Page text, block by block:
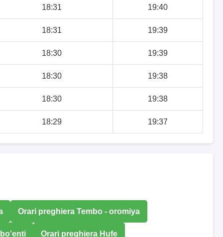
18:31 19:40
18:31 19:39
18:30 19:39
18:30 19:38
18:30 19:38
18:29 19:37
Orari preghiera Tembo - oromiya
Orari preghiera Hufe